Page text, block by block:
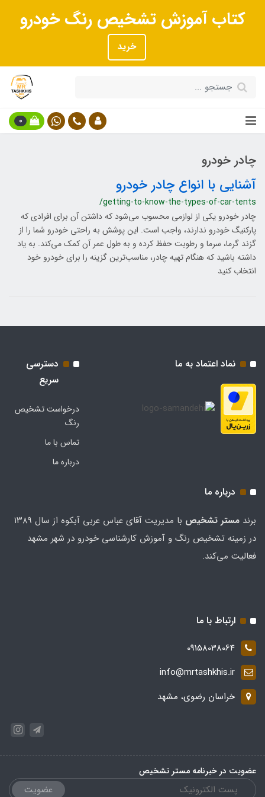
کتاب آموزش تشخیص رنگ خودرو
خرید
0
چادر خودرو
آشنایی با انواع چادر خودرو
/getting-to-know-the-types-of-car-tents
چادر خودرو یکی از لوازمی محسوب می‌شود که داشتن آن برای افرادی که
پارکنیگ خودرو ندارند، واجب است. این پوشش به راحتی خودرو شما را از
گزند گرما، سرما و رطوبت حفظ کرده و به طول عمر آن کمک می‌کند. به یاد
داشته باشید که هنگام تهیه چادر، مناسب‌ترین گزینه را برای خودرو خود
انتخاب کنید
نماد اعتماد به ما
دسترسی
سریع
درخواست تشخیص
رنگ
تماس با ما
درباره ما
درباره ما
برند مستر تشخيص
با مدیریت آقای عباس عربی آبکوه از سال ۱۳۸۹
در زمینه تشخیص رنگ و آموزش کارشناسی خودرو در شهر مشهد
فعالیت می‌کند.
ارتباط با ما
09158038064
info@mrtashkhis.ir
خراسان رضوی، مشهد
عضویت در خبرنامه مستر تشخیص
عضویت